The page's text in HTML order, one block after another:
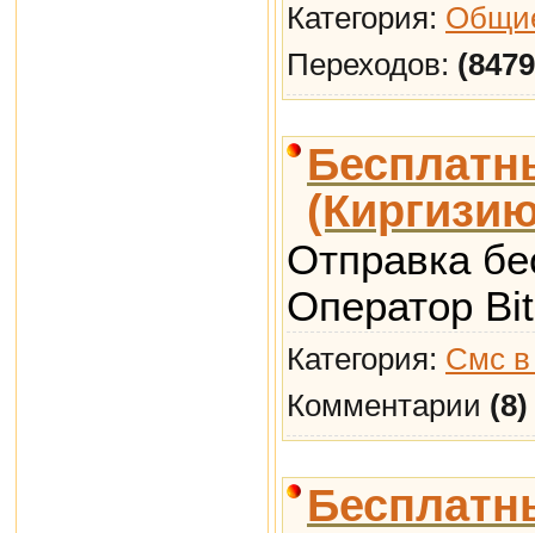
Категория:
Переходов:
Отправка
Оператор
Категория: Смс
Комментарии (8)